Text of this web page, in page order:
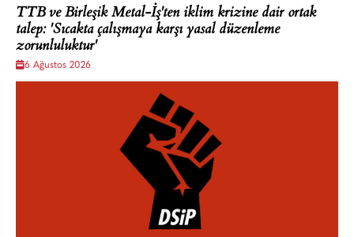
TTB ve Birleşik Metal-İş'ten iklim krizine dair ortak
talep: 'Sıcakta çalışmaya karşı yasal düzenleme
zorunluluktur'
6 Ağustos 2026